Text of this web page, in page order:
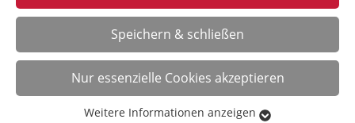
VHS digitalisieren und mehr...
Schon ab 9,95 € pro Kassette
Speichern & schließen
Nur essenzielle Cookies akzeptieren
Weitere Informationen anzeigen